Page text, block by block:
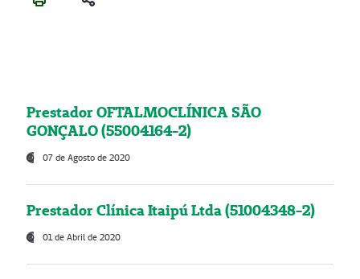
Prestador OFTALMOCLÍNICA SÃO
GONÇALO (55004164-2)
07 de Agosto de 2020
Prestador Clínica Itaipú Ltda (51004348-2)
01 de Abril de 2020